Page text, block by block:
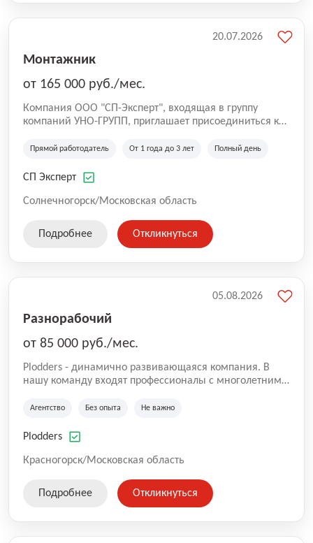
Монтажник
от 165 000 руб./мес.
Компания ООО "СП-Эксперт", входящая в группу
компаний УНО-ГРУПП, приглашает присоединиться к
работаем на рынке с 2005 года и оказываем комплекс
зданий из гибридных модульных блоков свободной
гибридно-модульного строительства.
Прямой работодатель От 1 года до 3 лет Полный день
СП Эксперт
Солнечногорск/Московская область
20.07.2026
Подробнее Откликнуться
Разнорабочий
от 85 000 руб./мес.
Plodders - динамично развивающаяся компания. В
нашу команду входят профессионалы с многолетним
на рынке аутсорсинга, а накопленный опыт позволяют
оказываемых услуг.
Агентство Без опыта Не важно
Plodders
Красногорск/Московская область
05.08.2026
Подробнее Откликнуться